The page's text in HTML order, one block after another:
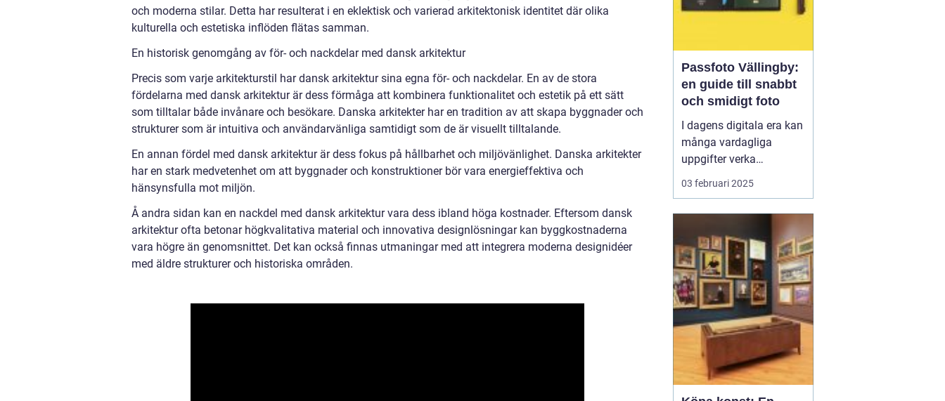
och moderna stilar. Detta har resulterat i en eklektisk och varierad arkitektonisk identitet där olika
kulturella och estetiska inflöden flätas samman.
En historisk genomgång av för- och nackdelar med dansk arkitektur
Precis som varje arkitekturstil har dansk arkitektur sina egna för- och nackdelar. En av de stora
fördelarna med dansk arkitektur är dess förmåga att kombinera funktionalitet och estetik på ett sätt
som tilltalar både invånare och besökare. Danska arkitekter har en tradition av att skapa byggnader och
strukturer som är intuitiva och användarvänliga samtidigt som de är visuellt tilltalande.
En annan fördel med dansk arkitektur är dess fokus på hållbarhet och miljövänlighet. Danska arkitekter
har en stark medvetenhet om att byggnader och konstruktioner bör vara energieffektiva och
hänsynsfulla mot miljön.
Å andra sidan kan en nackdel med dansk arkitektur vara dess ibland höga kostnader. Eftersom dansk
arkitektur ofta betonar högkvalitativa material och innovativa designlösningar kan byggkostnaderna
vara högre än genomsnittet. Det kan också finnas utmaningar med att integrera moderna designidéer
med äldre strukturer och historiska områden.
Passfoto Vällingby:
en guide till snabbt
och smidigt foto
I dagens digitala era kan
många vardagliga
uppgifter verka
överväldigande. Att
men oroa dig inte, det
behö...
03 februari 2025